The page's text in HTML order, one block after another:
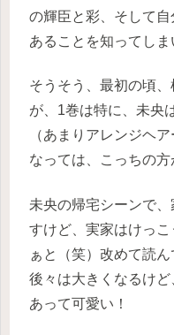
の輝臣と彩、そして
あることを知ってしま
そうそう、最初の頃
が、1巻は特に、未央
（あまりアレンジヘ
なっては、こっちの方
未央の帰宅シーンで
すけど、実家はけっ
ぁと（笑）改めて読
後々は大きくなるけ
あって可愛い！